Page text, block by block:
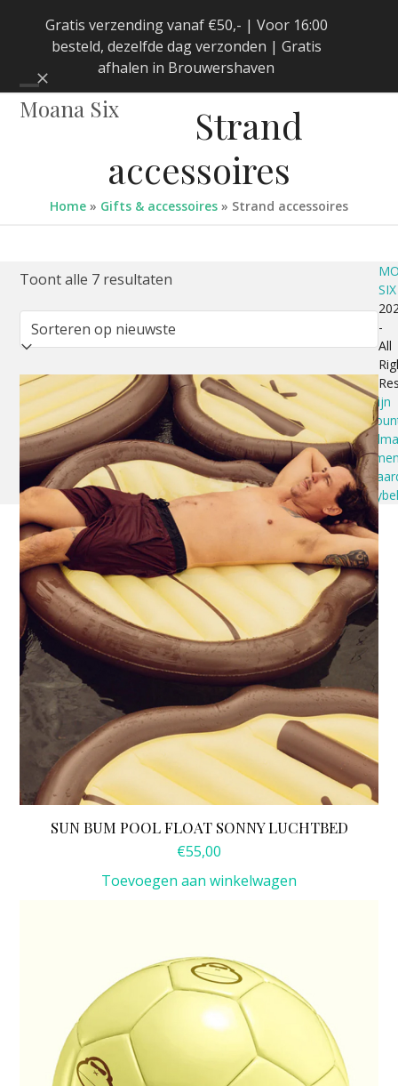
Gratis verzending vanaf €50,- | Voor 16:00
besteld, dezelfde dag verzonden | Gratis
afhalen in Brouwershaven
Negeren
Moana Six
Open
Close
Strand
accessoires
Home » Gifts & accessoires » Strand accessoires
Toont alle 7 resultaten
op
nieuwste
SUN BUM POOL FLOAT SONNY LUCHTBED
€55,00
Toevoegen aan winkelwagen
SIX
-
All
Mijn